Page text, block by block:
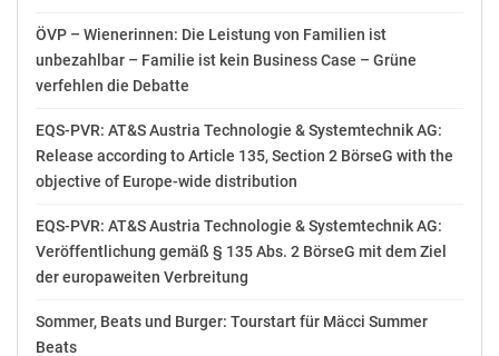
ÖVP – Wienerinnen: Die Leistung von Familien ist
unbezahlbar – Familie ist kein Business Case – Grüne
verfehlen die Debatte
EQS-PVR: AT&S Austria Technologie & Systemtechnik AG:
Release according to Article 135, Section 2 BörseG with the
objective of Europe-wide distribution
EQS-PVR: AT&S Austria Technologie & Systemtechnik AG:
Veröffentlichung gemäß § 135 Abs. 2 BörseG mit dem Ziel
der europaweiten Verbreitung
Sommer, Beats und Burger: Tourstart für Mäcci Summer
Beats